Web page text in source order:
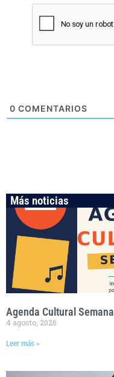
0 COMENTARIOS
Más noticias
Agenda Cultural Semanal
4 agosto, 2026
Leer más »